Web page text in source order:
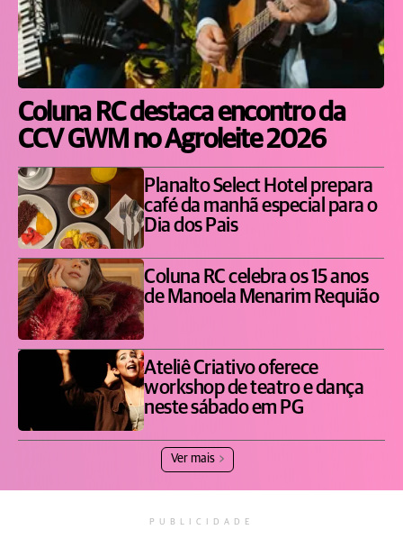
Coluna RC destaca encontro da
CCV GWM no Agroleite 2026
Planalto Select Hotel prepara
café da manhã especial para o
Dia dos Pais
Coluna RC celebra os 15 anos
de Manoela Menarim Requião
Ateliê Criativo oferece
workshop de teatro e dança
neste sábado em PG
Ver mais
PUBLICIDADE